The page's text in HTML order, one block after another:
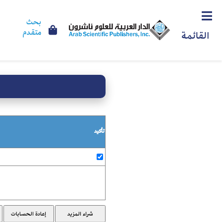
القائمة
بحث
متقدم
تأكيد